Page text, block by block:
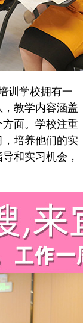
训学校拥有一
教学内容涵盖
面。学校注重
培养他们的实
和实习机会，